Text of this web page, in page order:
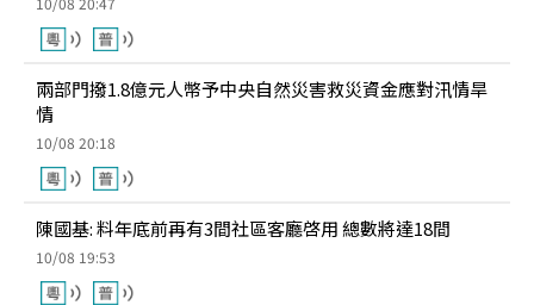
兩部門撥1.8億元人幣予中央自然災害救災資金應對汛情旱
情
10/08 20:18
陳國基: 料年底前再有3間社區客廳啓用 總數將達18間
10/08 19:53